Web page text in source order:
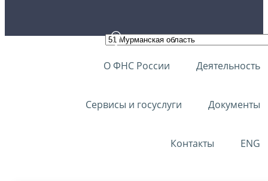
О ФНС России Деятельность
Сервисы и госуслуги Документы
Контакты ENG